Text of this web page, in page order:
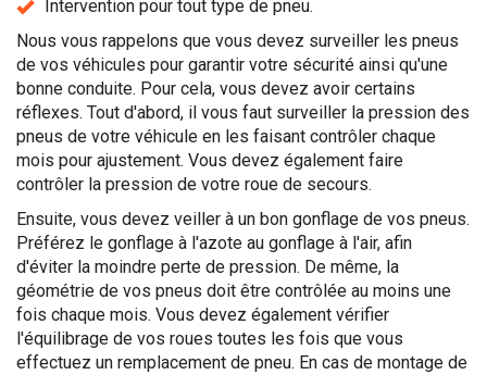
Intervention pour tout type de pneu.
Nous vous rappelons que vous devez surveiller les pneus
de vos véhicules pour garantir votre sécurité ainsi qu'une
bonne conduite. Pour cela, vous devez avoir certains
réflexes. Tout d'abord, il vous faut surveiller la pression des
pneus de votre véhicule en les faisant contrôler chaque
mois pour ajustement. Vous devez également faire
contrôler la pression de votre roue de secours.
Ensuite, vous devez veiller à un bon gonflage de vos pneus.
Préférez le gonflage à l'azote au gonflage à l'air, afin
d'éviter la moindre perte de pression. De même, la
géométrie de vos pneus doit être contrôlée au moins une
fois chaque mois. Vous devez également vérifier
l'équilibrage de vos roues toutes les fois que vous
effectuez un remplacement de pneu. En cas de montage de